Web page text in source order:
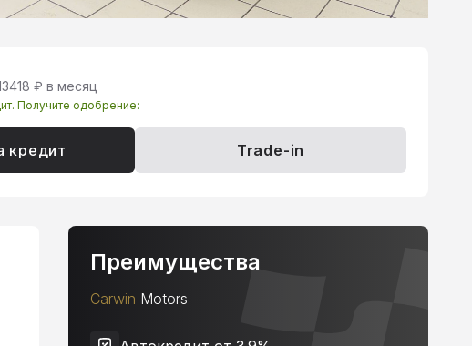
₽ в месяц
Получите одобрение:
кредит Trade-in
Преимущества
Carwin Motors